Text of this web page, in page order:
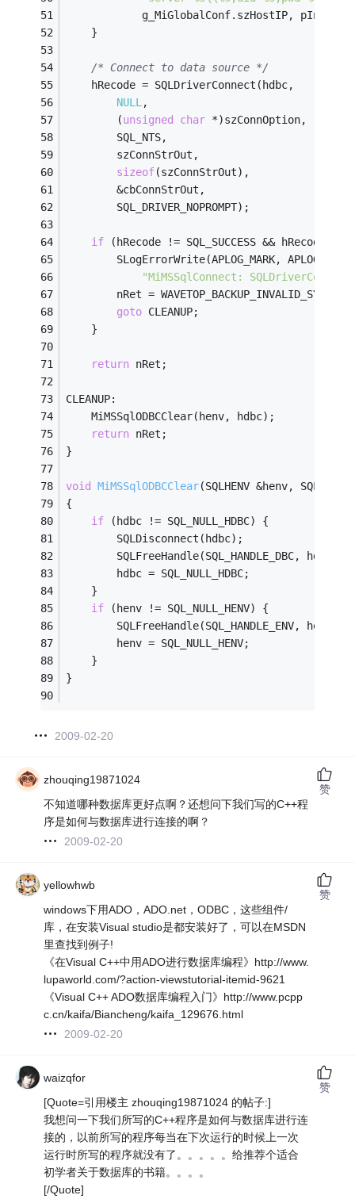
g_MiGlobalConf.szHostIP,
    }
/* Connect to data source */
    hRecode = SQLDriverConnect(hdbc,
NULL,
        (
unsigned char *)szConnOption,
        SQL_NTS,
        szConnStrOut,
sizeof(szConnStrOut),
        &cbConnStrOut,
        SQL_DRIVER_NOPROMPT);
if (hRecode != SQL_SUCCESS && hRecode !=
SLogErrorWrite(APLOG_MARK,
"MiMSSqlConnect:
        nRet = WAVETOP_BACKUP_INVALID_SYNTAX;
goto CLEANUP;
    }
return nRet;
CLEANUP:
    MiMSSqlODBCClear(henv, hdbc);
return nRet;
}
void MiMSSqlODBCClear(SQLHENV &henv, SQLHDBC
{
if (hdbc != SQL_NULL_HDBC) {
        SQLDisconnect(hdbc);
        SQLFreeHandle(SQL_HANDLE_DBC, hdbc);
        hdbc = SQL_NULL_HDBC;
    }
if (henv != SQL_NULL_HENV) {
        SQLFreeHandle(SQL_HANDLE_ENV, henv);
        henv = SQL_NULL_HENV;
    }
}
2009-02-20
zhouqing19871024
不知道哪种数据库更好点啊？还想问下我们写的C++程
序是如何与数据库进行连接的啊？
2009-02-20
赞
yellowhwb
windows下用ADO，ADO.net，ODBC，这些组件/
库，在安装Visual studio是都安装好了，可以在MSDN
里查找到例子!
《在Visual C++中用ADO进行数据库编程》http://www.
lupaworld.com/?action-viewstutorial-itemid-9621
《Visual C++ ADO数据库编程入门》http://www.pcpp
c.cn/kaifa/Biancheng/kaifa_129676.html
2009-02-20
赞
waizqfor
[Quote=引用楼主 zhouqing19871024 的帖子:]
我想问一下我们所写的C++程序是如何与数据库进行连
接的，以前所写的程序每当在下次运行的时候上一次
运行时所写的程序就没有了。。。。。给推荐个适合
初学者关于数据库的书籍。。。。
[/Quote]
赞